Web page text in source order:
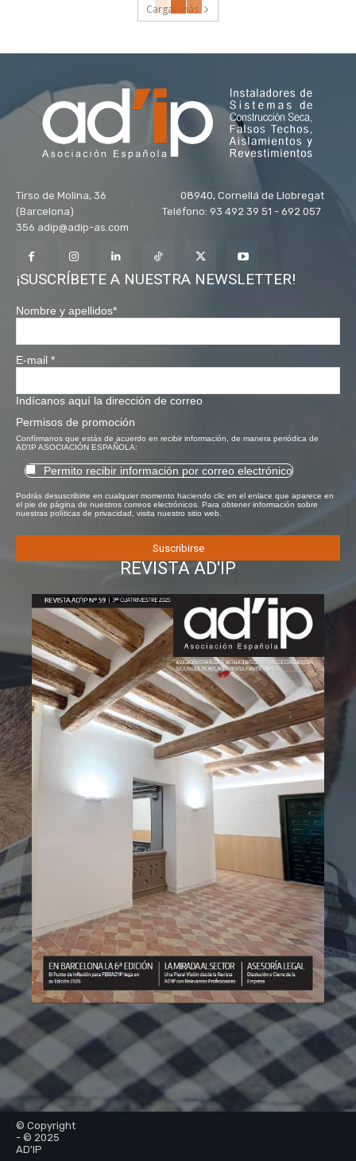
Cargar más
Tirso de Molina, 36 08940, Cornellá de Llobregat
(Barcelona) Teléfono: 93 492 39 51 - 692 057
356 adip@adip-as.com
¡SUSCRÍBETE A NUESTRA NEWSLETTER!
Nombre y apellidos*
E-mail *
Indícanos aquí la dirección de correo
Permisos de promoción
Confírmanos que estás de acuerdo en recibir información, de manera periódica de
AD'IP ASOCIACIÓN ESPAÑOLA:
Permito recibir información por correo electrónico
Podrás desuscribirte en cualquier momento haciendo clic en el enlace que aparece en
el pie de página de nuestros correos electrónicos. Para obtener información sobre
nuestras políticas de privacidad, visita nuestro sitio web.
REVISTA AD'IP
© Copyright
- © 2025
AD'IP